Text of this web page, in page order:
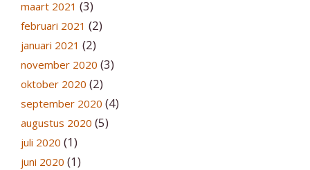
maart 2021 (3)
februari 2021 (2)
januari 2021 (2)
november 2020 (3)
oktober 2020 (2)
september 2020 (4)
augustus 2020 (5)
juli 2020 (1)
juni 2020 (1)